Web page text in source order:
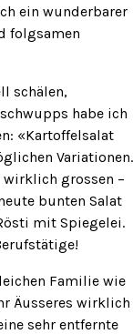
ein wunderbarer
folgsamen
schälen,
habe ich
«Kartoffelsalat
Variationen.
wirklich grossen –
bunten Salat
mit Spiegelei.
Familie wie
Äusseres wirklich
sehr entfernte